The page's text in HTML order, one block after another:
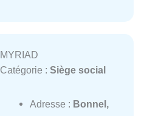
MYRIAD
Catégorie : Siège social
Adresse : Bonnel,